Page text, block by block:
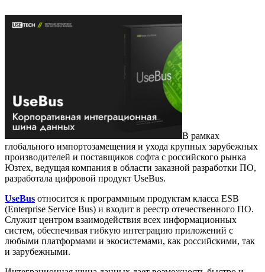
В рамках
глобального импортозамещения и ухода крупных зарубежных
производителей и поставщиков софта с российского рынка
Юзтех, ведущая компания в области заказной разработки ПО,
разработала цифровой продукт UseBus.
UseBus относится к программным продуктам класса ESB
(Enterprise Service Bus) и входит в реестр отечественного ПО.
Служит центром взаимодействия всех информационных
систем, обеспечивая гибкую интеграцию приложений с
любыми платформами и экосистемами, как российскими, так
и зарубежными.